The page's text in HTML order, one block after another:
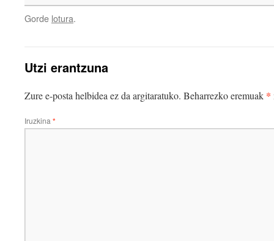
Gorde lotura.
Utzi erantzuna
Zure e-posta helbidea ez da argitaratuko. Beharrezko eremuak *
Iruzkina *